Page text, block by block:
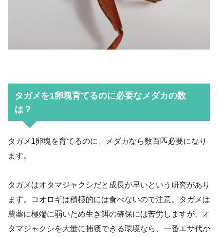
タガメを1卵塊育てるのに必要なメダカの数
は？
タガメ1卵塊を育てるのに、メダカなら数百匹必要になり
ます。
タガメはオタマジャクシだと成長が早いという研究があり
ます。コオロギは積極的には食べないので注意。タガメは
農薬に極端に弱いため生き餌の確保には苦労しますが、オ
タマジャクシを大量に捕獲できる環境なら、一番エサ代か